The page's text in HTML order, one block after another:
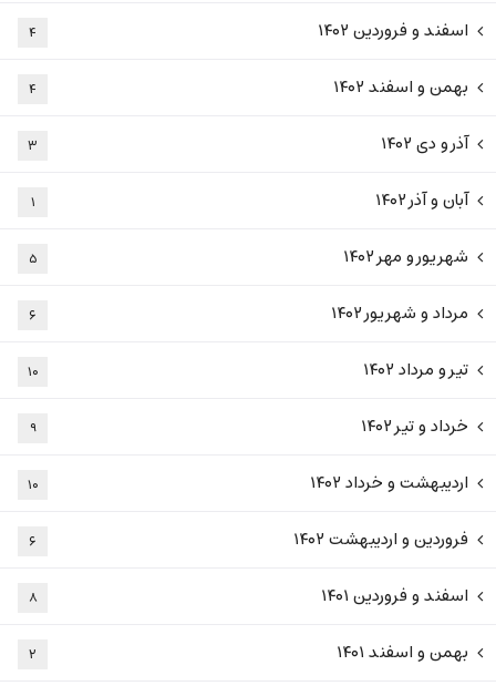
اسفند و فروردین ۱۴۰۲ ۴
بهمن و اسفند ۱۴۰۲ ۴
آذر و دی ۱۴۰۲ ۳
آبان و آذر ۱۴۰۲ ۱
شهریور و مهر ۱۴۰۲ ۵
مرداد و شهریور ۱۴۰۲ ۶
تیر و مرداد ۱۴۰۲ ۱۰
خرداد و تیر ۱۴۰۲ ۹
اردیبهشت و خرداد ۱۴۰۲ ۱۰
فروردین و اردیبهشت ۱۴۰۲ ۶
اسفند و فروردین ۱۴۰۱ ۸
بهمن و اسفند ۱۴۰۱ ۲